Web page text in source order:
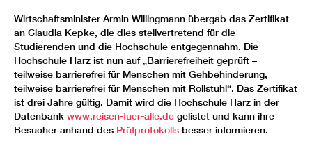
Wirtschaftsminister Armin Willingmann übergab das Zertifikat
an Claudia Kepke, die dies stellvertretend für die
Studierenden und die Hochschule entgegennahm. Die
Hochschule Harz ist nun auf „Barrierefreiheit geprüft –
teilweise barrierefrei für Menschen mit Gehbehinderung,
teilweise barrierefrei für Menschen mit Rollstuhl“. Das Zertifikat
ist drei Jahre gültig. Damit wird die Hochschule Harz in der
Datenbank www.reisen-fuer-alle.de gelistet und kann ihre
Besucher anhand des Prüfprotokolls besser informieren.